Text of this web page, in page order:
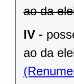
ao da
IV -
ao da